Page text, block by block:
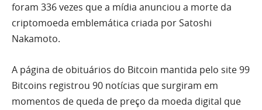
foram 336 vezes que a mídia anunciou a morte da
criptomoeda emblemática criada por Satoshi
Nakamoto.
A página de obituários do Bitcoin mantida pelo site 99
Bitcoins registrou 90 notícias que surgiram em
momentos de queda de preço da moeda digital que